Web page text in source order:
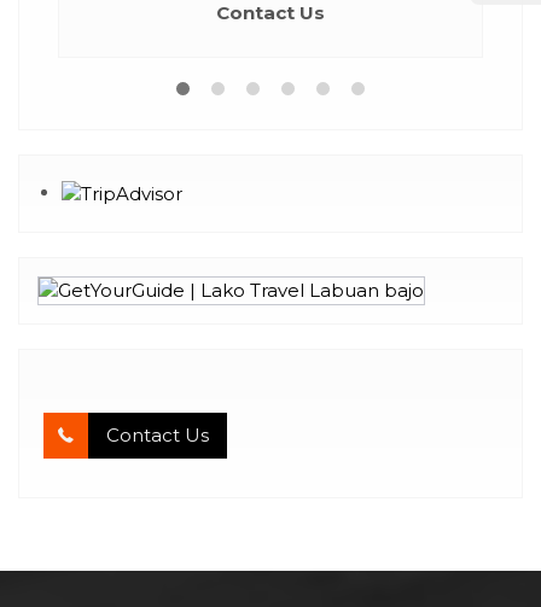
Contact Us
Contact Us